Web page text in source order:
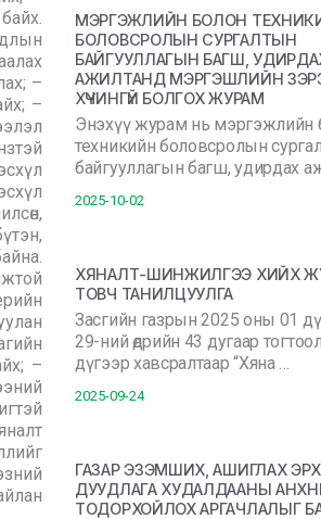
–
–
–
МЭРГЭЖЛИЙН БОЛОН
БОЛОВСРОЛЫН СУРГАЛТЫН
БАЙГУУЛЛАГЫН БАГШ,
АЖИЛТАНД МЭРГЭШЛИЙН
ХҮЧИНГҮЙ БОЛГОХ ЖУРАМ
Энэхүү журам нь мэргэжлийн
техникийн боловсролын
байгууллагын багш, удирдах
2025-10-02
ХЯНАЛТ-ШИНЖИЛГЭЭ ХИЙХ
ТОВЧ ТАНИЛЦУУЛГА
Засгийн газрын 2025 оны 01
29-ний өдрийн 43 дугаар
дүгээр хавсралтаар “Хяна …
2025-09-24
ГАЗАР ЭЗЭМШИХ, АШИГЛАХ
ДУУДЛАГА ХУДАЛДААНЫ
ТОДОРХОЙЛОХ АРГАЧЛАЛЫГ